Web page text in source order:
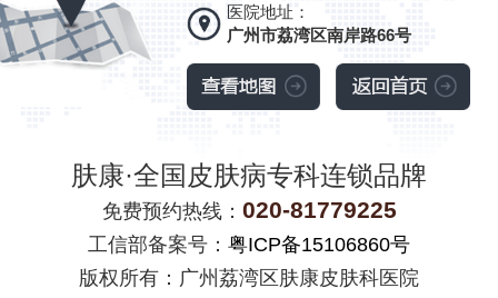
医院地址：
广州市荔湾区南岸路66号
肤康·全国皮肤病专科连锁品牌
免费预约热线： 020-81779225
工信部备案号： 粤ICP备15106860号
版权所有：广州荔湾区肤康皮肤科医院